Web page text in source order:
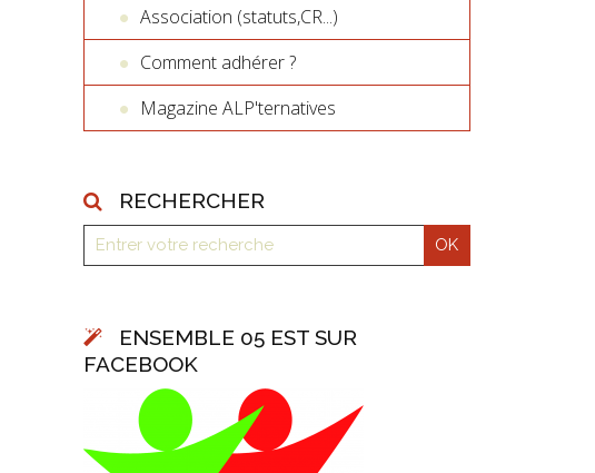
Association (statuts,CR...)
Comment adhérer ?
Magazine ALP'ternatives
RECHERCHER
ENSEMBLE 05 EST SUR
FACEBOOK